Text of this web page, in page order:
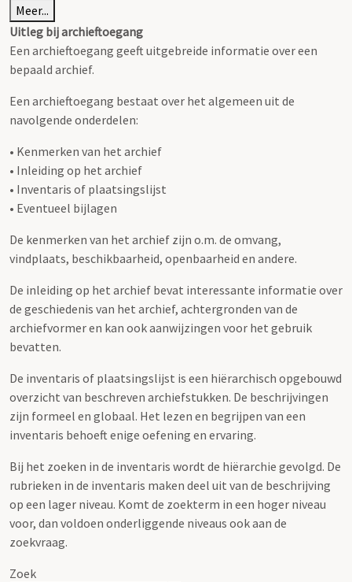
Meer...
Uitleg bij archieftoegang
Een archieftoegang geeft uitgebreide informatie over een
bepaald archief.
Een archieftoegang bestaat over het algemeen uit de
navolgende onderdelen:
• Kenmerken van het archief
• Inleiding op het archief
• Inventaris of plaatsingslijst
• Eventueel bijlagen
De kenmerken van het archief zijn o.m. de omvang,
vindplaats, beschikbaarheid, openbaarheid en andere.
De inleiding op het archief bevat interessante informatie over
de geschiedenis van het archief, achtergronden van de
archiefvormer en kan ook aanwijzingen voor het gebruik
bevatten.
De inventaris of plaatsingslijst is een hiërarchisch opgebouwd
overzicht van beschreven archiefstukken. De beschrijvingen
zijn formeel en globaal. Het lezen en begrijpen van een
inventaris behoeft enige oefening en ervaring.
Bij het zoeken in de inventaris wordt de hiërarchie gevolgd. De
rubrieken in de inventaris maken deel uit van de beschrijving
op een lager niveau. Komt de zoekterm in een hoger niveau
voor, dan voldoen onderliggende niveaus ook aan de
zoekvraag.
Zoek